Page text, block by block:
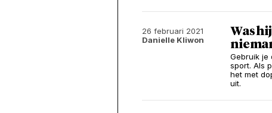
26 februari 2021
Danielle Kliwon
Was
Gebruik je
sport. Als
het met
uit.